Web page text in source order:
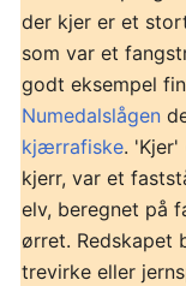
der kjer er et
som var et
godt eksempel
Numedalslågen
kjærrafiske.
kjerr, var et
elv, beregnet på
ørret. Redskapet
trevirke eller